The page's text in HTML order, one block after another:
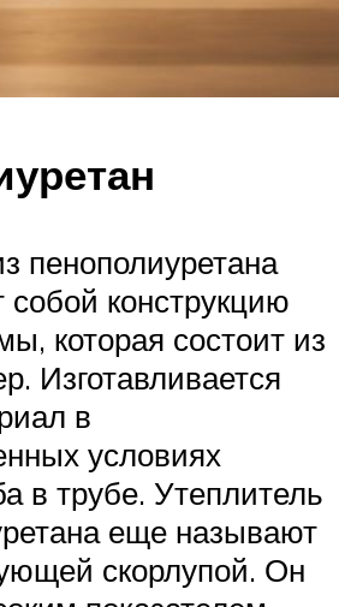
пенополиуретана
собой конструкцию
которая состоит из
Изготавливается
в
условиях
в трубе. Утеплитель
еще называют
скорлупой. Он